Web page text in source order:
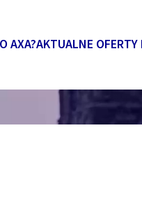
AXA?AKTUALNE OFERTY